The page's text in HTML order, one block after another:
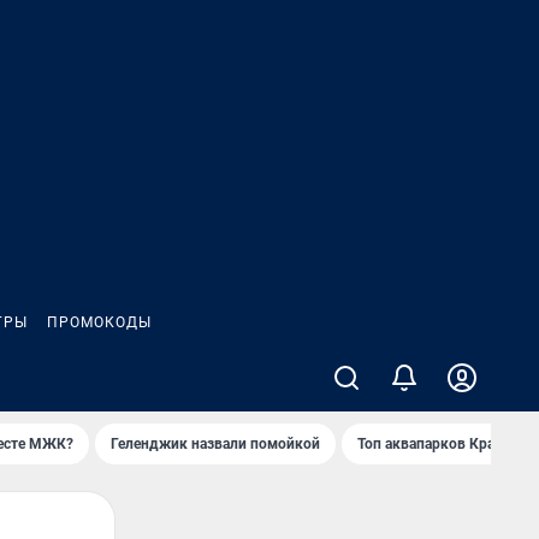
ПРОМОКОДЫ
МЖК? Геленджик назвали помойкой Топ аквапарков